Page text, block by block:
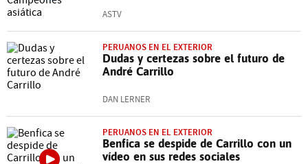
ASTV
PERUANOS EN EL EXTERIOR
Dudas y certezas sobre el futuro de
André Carrillo
DAN LERNER
PERUANOS EN EL EXTERIOR
Benfica se despide de Carrillo con un
vídeo en sus redes sociales